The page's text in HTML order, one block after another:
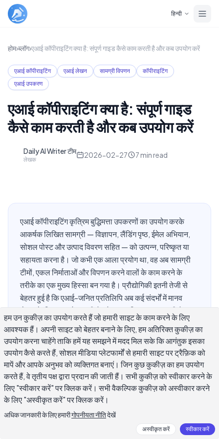
हिन्दी
होम›ब्लॉग›एआई कॉपीराइटिंग क्या है: संपूर्ण गाइड कैसे काम करती है और कब उपयोग करें
एआई कॉपीराइटिंग एआई लेखन सामग्री विपणन
कॉपीराइटिंग
एआई उपकरण
एआई कॉपीराइटिंग क्या है: संपूर्ण गाइड
कैसे काम करती है और कब उपयोग करें
Daily AI Writer टीम
लेखक
2026-02-27 7 min read
एआई कॉपीराइटिंग कृत्रिम बुद्धिमत्ता उपकरणों का उपयोग करके
आकर्षक लिखित सामग्री — विज्ञापन, लैंडिंग पृष्ठ, ईमेल अभियान,
सोशल पोस्ट और उत्पाद विवरण सहित — को उत्पन्न, परिष्कृत या
सहायता करना है। जो कभी एक आला प्रयोग था, वह अब सामग्री
टीमों, एकल निर्माताओं और विपणन करने वालों के काम करने के
तरीके का एक मुख्य हिस्सा बन गया है। प्रौद्योगिकी इतनी तेजी से
बेहतर हुई है कि एआई-जनित प्रतिलिपि अब कई संदर्भों में मानव
लेखन के लिए पास हो सकती है, जो व्यावहारिक प्रश्न उठाती है:
आपको इसका उपयोग कब करना चाहिए, आपको इसका उपयोग कैसे
करना चाहिए, और यह अभी भी क्या खराब करता है?
एआई कॉपीराइटिंग क्या है?
एआई कॉपीराइटिंग किसी भी प्रक्रिया को संदर्भित करती है जहां कृत्रिम
बुद्धिमत्ता कार्रवाई चलाने के लिए इरादा रखने वाली आकर्षक या सूचनात्मक
सामग्री लिखने में सहायता करती है। इसमें 10-शब्द का गूगल विज्ञापन से
हम उन कुकीज़ का उपयोग करते हैं जो हमारी साइट के काम करने के लिए
आवश्यक हैं। अपनी साइट को बेहतर बनाने के लिए, हम अतिरिक्त कुकीज़ का
उपयोग करना चाहेंगे ताकि हमें यह समझने में मदद मिल सके कि आगंतुक इसका
उपयोग कैसे करते हैं, सोशल मीडिया प्लेटफार्मों से हमारी साइट पर ट्रैफ़िक को
मापें और आपके अनुभव को व्यक्तिगत बनाएं। जिन कुछ कुकीज़ का हम उपयोग
करते हैं, वे तृतीय पक्ष द्वारा प्रदान की जाती हैं। सभी कुकीज़ को स्वीकार करने के
लिए "स्वीकार करें" पर क्लिक करें। सभी वैकल्पिक कुकीज़ को अस्वीकार करने
के लिए "अस्वीकृत करें" पर क्लिक करें।
अधिक जानकारी के लिए हमारीगोपनीयता नीतिदेखें
अस्वीकृत करें स्वीकार करें